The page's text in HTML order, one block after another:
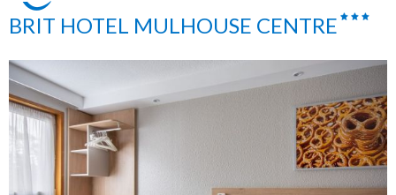
BRIT HOTEL MULHOUSE CENTRE